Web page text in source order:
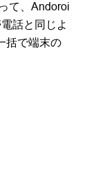
て、Andoroi
話と同じよ
括で端末の